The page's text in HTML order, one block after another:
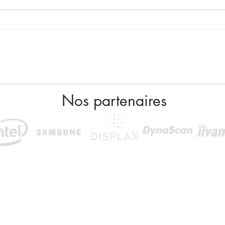
Nos partenaires